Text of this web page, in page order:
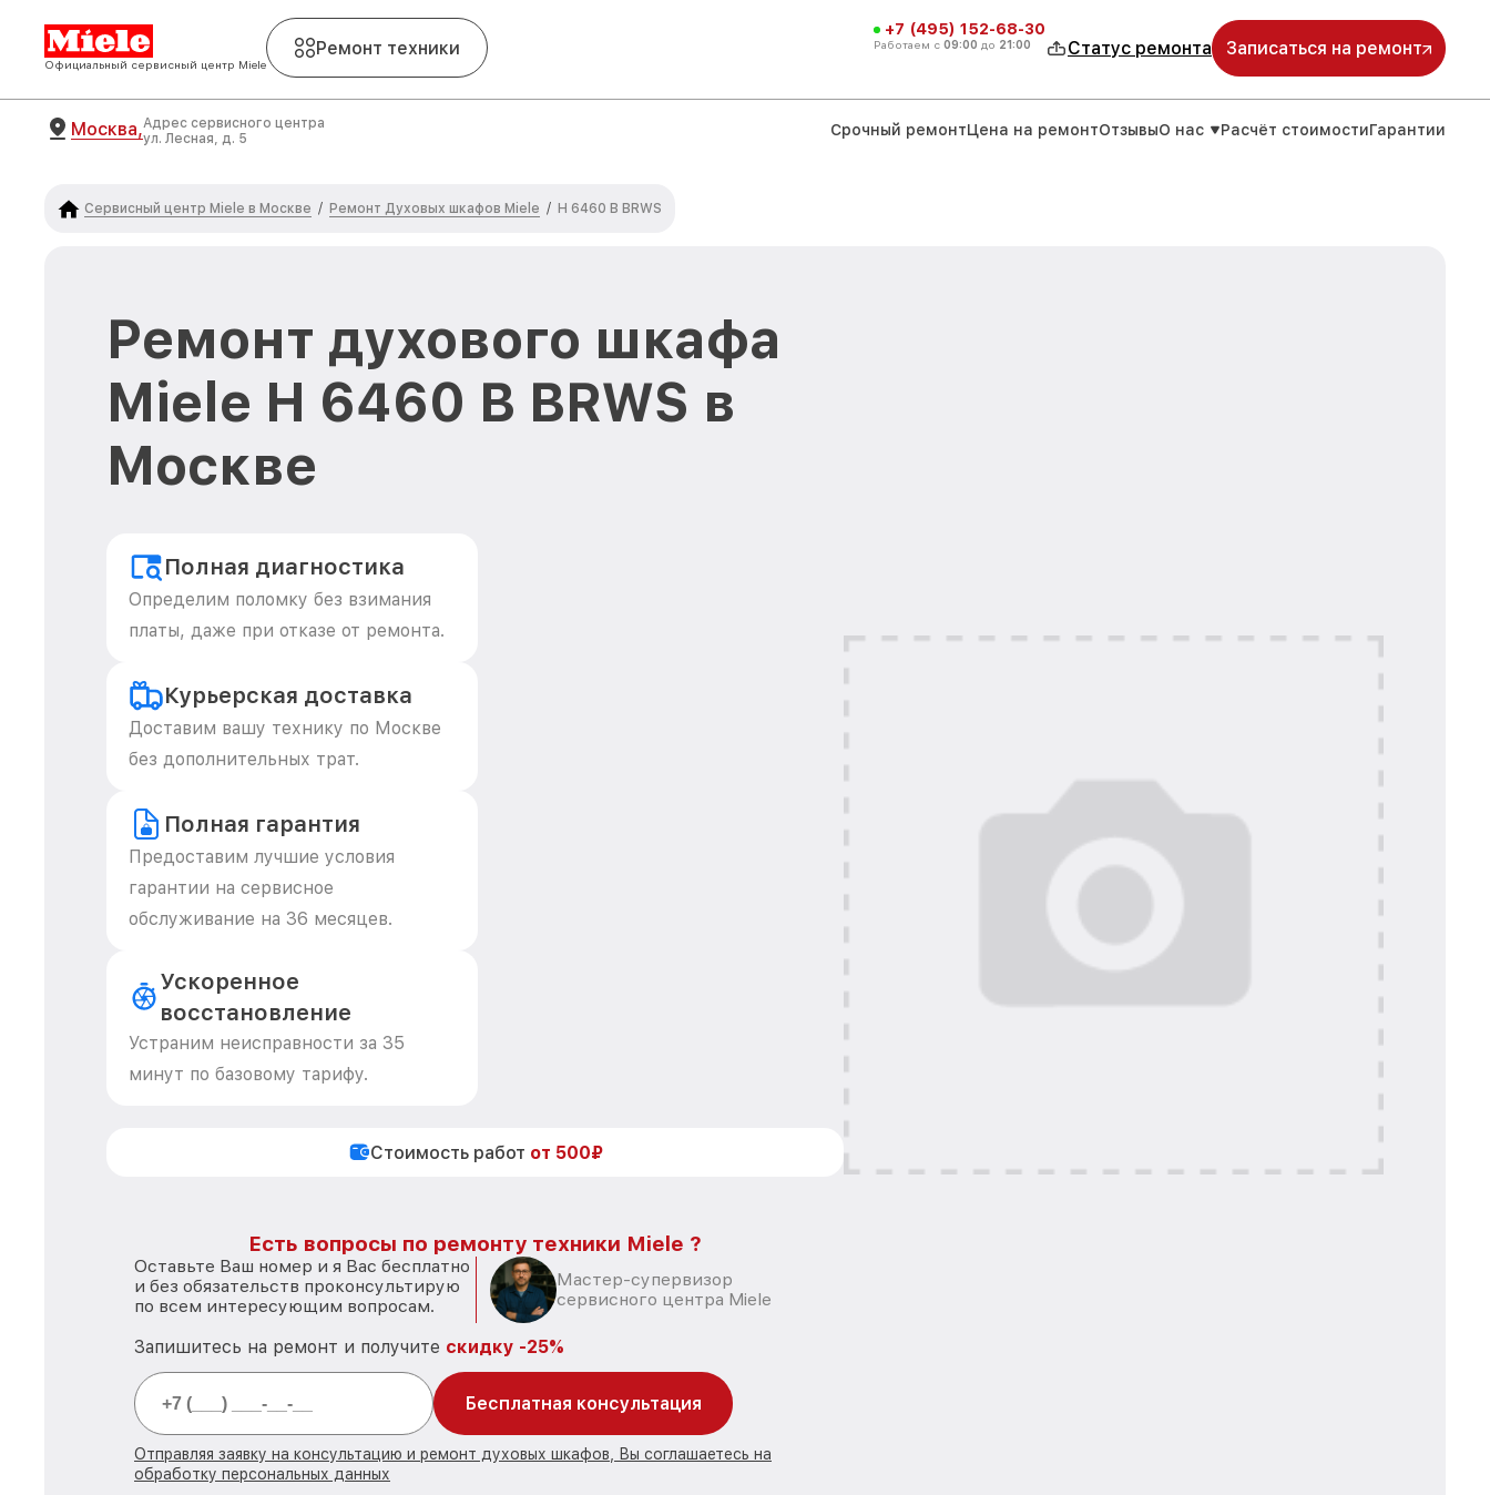
Официальный сервисный центр Miele
Ремонт техники
+7 (495) 152-68-30
Работаем с 09:00 до 21:00 Статус ремонта Записаться на ремонт
Москва,Адрес сервисного центра
ул. Лесная, д. 5
Срочный ремонтЦена на ремонтОтзывыО нас Расчёт стоимостиГарантии
Сервисный центр Miele в Москве / Ремонт Духовых шкафов Miele / H 6460 B BRWS
Ремонт духового шкафа
Miele H 6460 B BRWS в
Москве
Полная диагностика
Определим поломку без взимания
платы, даже при отказе от ремонта.
Курьерская доставка
Доставим вашу технику по Москве
без дополнительных трат.
Полная гарантия
Предоставим лучшие условия
гарантии на сервисное
обслуживание на 36 месяцев.
Ускоренное
восстановление
Устраним неисправности за 35
минут по базовому тарифу.
Стоимость работ от 500₽
Есть вопросы по ремонту техники Miele ?
Оставьте Ваш номер и я Вас бесплатно
и без обязательств проконсультирую
по всем интересующим вопросам.
Мастер-супервизор
сервисного центра Miele
Запишитесь на ремонт и получите скидку -25%
Бесплатная консультация
Отправляя заявку на консультацию и ремонт духовых шкафов, Вы соглашаетесь на
обработку персональных данных